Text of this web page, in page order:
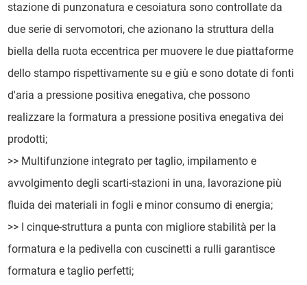
stazione di punzonatura e cesoiatura sono controllate da
due serie di servomotori, che azionano la struttura della
biella della ruota eccentrica per muovere le due piattaforme
dello stampo rispettivamente su e giù e sono dotate di fonti
d'aria a pressione positiva enegativa, che possono
realizzare la formatura a pressione positiva enegativa dei
prodotti;
>> Multifunzione integrato per taglio, impilamento e
avvolgimento degli scarti-stazioni in una, lavorazione più
fluida dei materiali in fogli e minor consumo di energia;
>> I cinque-struttura a punta con migliore stabilità per la
formatura e la pedivella con cuscinetti a rulli garantisce
formatura e taglio perfetti;